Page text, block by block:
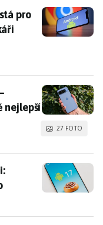
pro Android
pro
– špičkový displej
nejlepší
27 FOTO
Android 17 má